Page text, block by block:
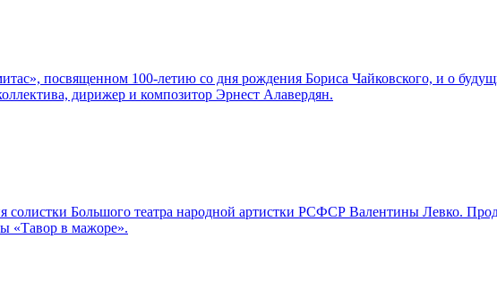
посвященном 100-летию со дня рождения Бориса Чайковского, и о
дирижер и композитор Эрнест Алавердян.
солистки Большого театра народной артистки РСФСР Валентины Левко.
«Тавор в мажоре».